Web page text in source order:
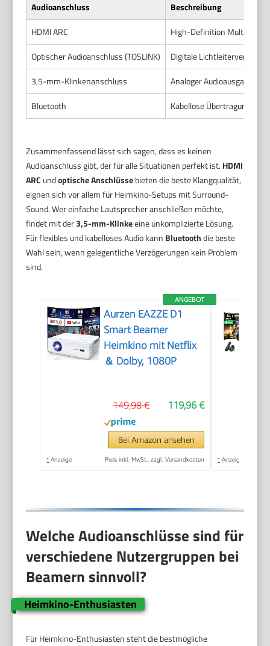
Audioanschluss
Beschreibung
HDMI ARC
High-Definition
Optischer Audioanschluss (TOSLINK)
Digitale
3,5-mm-Klinkenanschluss
Analoger Audioausgang
Bluetooth
Kabellose Übertragung von
Zusammenfassend lässt sich sagen, dass es keinen
Audioanschluss gibt, der für alle Situationen perfekt ist. HDMI
ARC undoptische Anschlüssebieten die beste Klangqualität,
eignen sich vor allem für Heimkino-Setups mit Surround-
Sound. Wer einfache Lautsprecher anschließen möchte,
findet mit der3,5-mm-Klinkeeine unkomplizierte Lösung.
Für flexibles und kabelloses Audio kann Bluetoothdie beste
Wahl sein, wenn gelegentliche Verzögerungen kein Problem
sind.
ANGEBOT
Aurzen EAZZE D1
Smart Beamer
Heimkino mit Netflix
＆ Dolby, 1080P
119,96 €
149,98 €
Bei Amazon ansehen
* Anzeige Preis inkl. MwSt., zzgl. Versandkosten * Anzeige
Welche Audioanschlüsse sind für
verschiedene Nutzergruppen bei
Beamern sinnvoll?
Heimkino-Enthusiasten
Für Heimkino-Enthusiasten steht die bestmögliche